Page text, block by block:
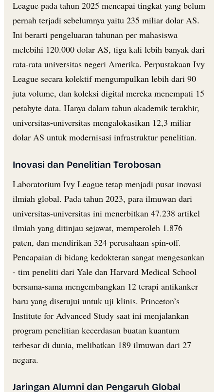
League pada tahun 2025 mencapai tingkat yang belum
pernah terjadi sebelumnya yaitu 235 miliar dolar AS.
Ini berarti pengeluaran tahunan per mahasiswa
melebihi 120.000 dolar AS, tiga kali lebih banyak dari
rata-rata universitas negeri Amerika. Perpustakaan Ivy
League secara kolektif mengumpulkan lebih dari 90
juta volume, dan koleksi digital mereka menempati 15
petabyte data. Hanya dalam tahun akademik terakhir,
universitas-universitas mengalokasikan 12,3 miliar
dolar AS untuk modernisasi infrastruktur penelitian.
Inovasi dan Penelitian Terobosan
Laboratorium Ivy League tetap menjadi pusat inovasi
ilmiah global. Pada tahun 2023, para ilmuwan dari
universitas-universitas ini menerbitkan 47.238 artikel
ilmiah yang ditinjau sejawat, memperoleh 1.876
paten, dan mendirikan 324 perusahaan spin-off.
Pencapaian di bidang kedokteran sangat mengesankan
- tim peneliti dari Yale dan Harvard Medical School
bersama-sama mengembangkan 12 terapi antikanker
baru yang disetujui untuk uji klinis. Princeton’s
Institute for Advanced Study saat ini menjalankan
program penelitian kecerdasan buatan kuantum
terbesar di dunia, melibatkan 189 ilmuwan dari 27
negara.
Jaringan Alumni dan Pengaruh Global